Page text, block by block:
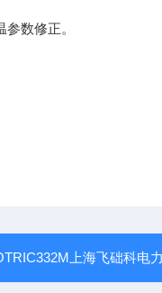
数修正。
上海飞础科电